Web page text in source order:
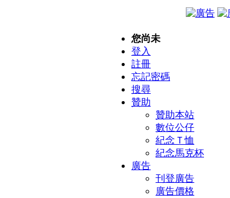
您尚未
登入
註冊
忘記密碼
搜尋
贊助
贊助本站
數位公仔
紀念Ｔ恤
紀念馬克杯
廣告
刊登廣告
廣告價格